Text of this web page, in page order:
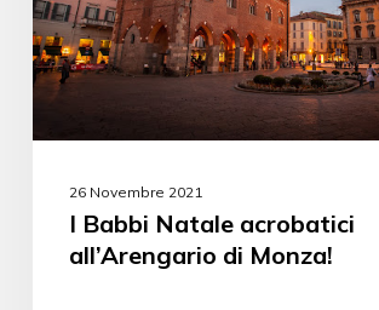
26 Novembre 2021
I Babbi Natale acrobatici
all’Arengario di Monza!